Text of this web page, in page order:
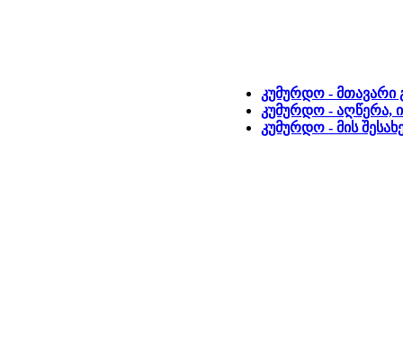
კუმურდო - მთავარი
კუმურდო - აღწერა,
კუმურდო - მის